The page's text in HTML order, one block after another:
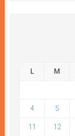
L M
4 5
11 12